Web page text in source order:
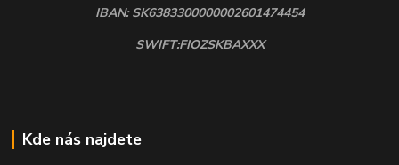
IBAN: SK6383300000002601474454
SWIFT:FIOZSKBAXXX
Kde nás najdete